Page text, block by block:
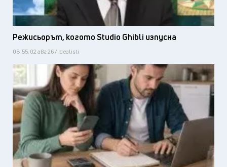
Режисьорът, когото Studio Ghibli изпусна
08:55, 02 авг 26 / Idealisti